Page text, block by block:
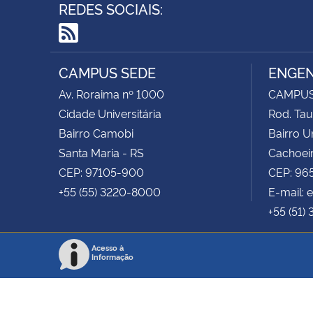
REDES SOCIAIS:
RSS
CAMPUS SEDE
Av. Roraima nº 1000
Cidade Universitária
Bairro Camobi
Santa Maria - RS
CEP: 97105-900
+55 (55) 3220-8000
Rod.
Bairro
CEP:
E-mail:
+55
Acesso à
Informação